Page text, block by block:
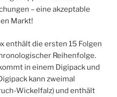
– eine akzeptable
Markt!
enthält die ersten 15 Folgen
Reihenfolge.
in einem Digipack und
kann zweimal
Wickelfalz) und enthält